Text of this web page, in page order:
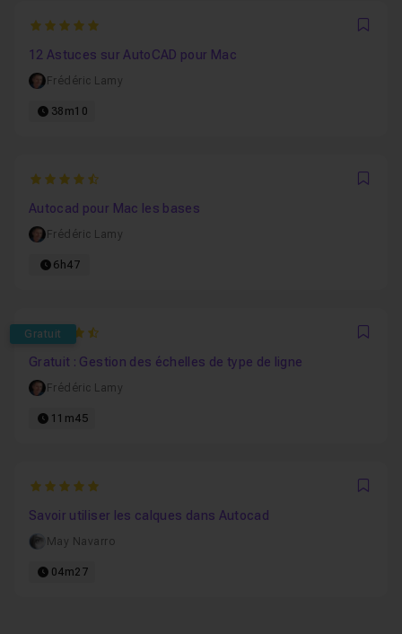
5
12 Astuces sur AutoCAD pour Mac
Frédéric Lamy
38m10
4.7692307692308
Autocad pour Mac les bases
Frédéric Lamy
6h47
Gratuit
4.25
Gratuit : Gestion des échelles de type de ligne
Frédéric Lamy
11m45
5
Savoir utiliser les calques dans Autocad
May Navarro
04m27